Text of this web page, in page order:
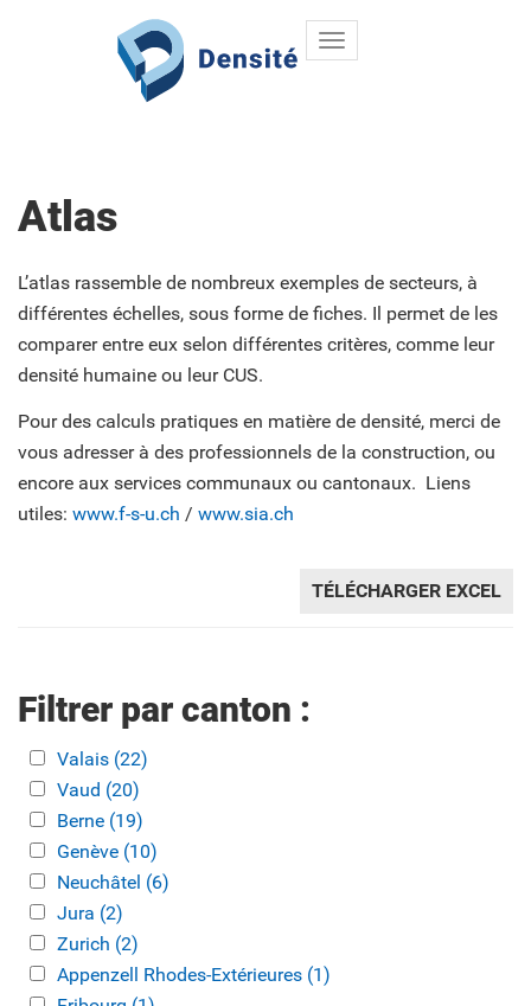
Aller au contenu principal
Toggle
Atlas
L’atlas rassemble de nombreux exemples de secteurs, à
différentes échelles, sous forme de fiches. Il permet de les
comparer entre eux selon différentes critères, comme leur
densité humaine ou leur CUS.
Pour des calculs pratiques en matière de densité, merci de
vous adresser à des professionnels de la construction, ou
encore aux services communaux ou cantonaux. Liens
utiles: www.f-s-u.ch / www.sia.ch
TÉLÉCHARGER EXCEL
Filtrer par canton :
Apply Valais filter
Valais (22)
Apply Vaud filter
Vaud (20)
Apply Berne filter
Berne (19)
Apply Genève filter
Genève (10)
Apply Neuchâtel filter
Neuchâtel (6)
Apply Jura filter
Jura (2)
Apply Zurich filter
Zurich (2)
Apply Appenzell Rhodes-Extérieures filter
Appenzell Rhodes-Extérieures (1)